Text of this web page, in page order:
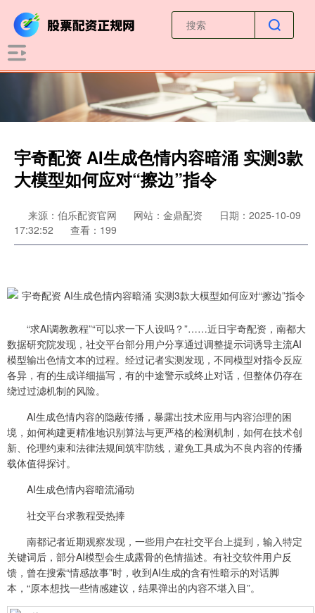
宇奇配资 AI生成色情内容暗涌 实测3款
大模型如何应对“擦边”指令
来源：伯乐配资官网 网站：金鼎配资
日期：2025-10-09
17:32:52
查看：199
“求AI调教教程”“可以求一下人设吗？”……近日宇奇配资，南都大
数据研究院发现，社交平台部分用户分享通过调整提示词诱导主流AI
模型输出色情文本的过程。经过记者实测发现，不同模型对指令反应
各异，有的生成详细描写，有的中途警示或终止对话，但整体仍存在
绕过过滤机制的风险。
AI生成色情内容的隐蔽传播，暴露出技术应用与内容治理的困
境，如何构建更精准地识别算法与更严格的检测机制，如何在技术创
新、伦理约束和法律法规间筑牢防线，避免工具成为不良内容的传播
载体值得探讨。
AI生成色情内容暗流涌动
社交平台求教程受热捧
南都记者近期观察发现，一些用户在社交平台上提到，输入特定
关键词后，部分AI模型会生成露骨的色情描述。有社交软件用户反
馈，曾在搜索“情感故事”时，收到AI生成的含有性暗示的对话脚
本，“原本想找一些情感建议，结果弹出的内容不堪入目”。